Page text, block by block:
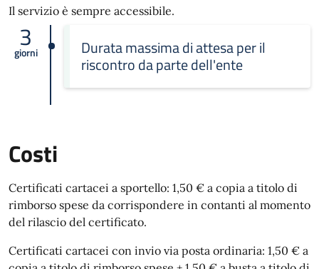
Il servizio è sempre accessibile.
3
giorni Durata massima di attesa per il
riscontro da parte dell'ente
Costi
Certificati cartacei a sportello: 1,50 € a copia a titolo di
rimborso spese da corrispondere in contanti al momento
del rilascio del certificato.
Certificati cartacei con invio via posta ordinaria: 1,50 € a